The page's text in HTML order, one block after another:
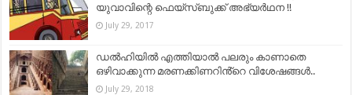
യുവാവിന്റെ ഫെയ്സ്ബുക്ക് അഭ്യർഥന !!
July 29, 2017
ഡൽഹിയിൽ എത്തിയാൽ പലരും കാണാതെ
ഒഴിവാക്കുന്ന മരണക്കിണറിൻ്റെ വിശേഷങ്ങൾ..
July 29, 2018